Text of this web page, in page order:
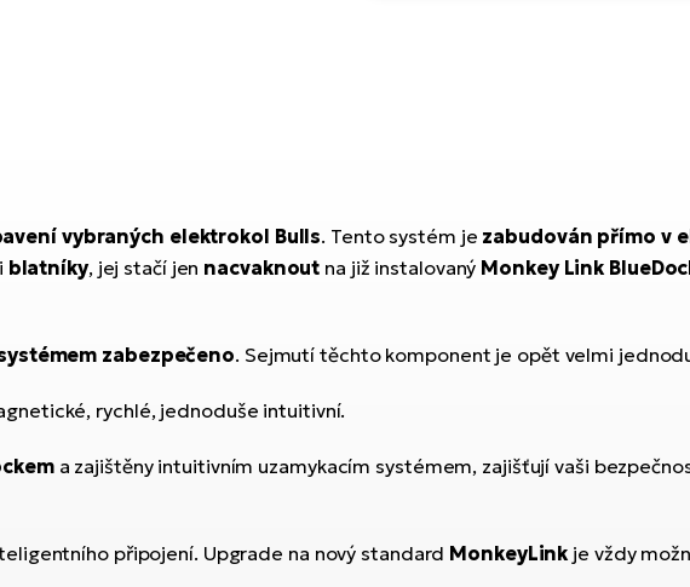
vybraných elektrokol Bulls. Tento systém je zabudován přímo v
blatníky, jej stačí jen nacvaknout na již instalovaný Monkey Link
zabezpečeno. Sejmutí těchto komponent je opět velmi
rychlé, jednoduše intuitivní.
a zajištěny intuitivním uzamykacím systémem, zajišťují vaši
připojení. Upgrade na nový standard MonkeyLink je vždy